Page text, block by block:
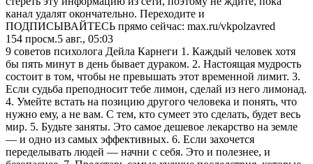
канал удалят окончательно. Переходите и
ПОДПИСЫВАЙТЕСЬ прямо сейчас: max.ru/vkpolzavred
154 просм.5 авг., 05:03
9 советов психолога Дейла Карнеги 1. Каждый человек хотя
бы пять минут в день бывает дураком. 2. Настоящая мудрость
состоит в том, чтобы не превышать этот временной лимит. 3.
Если судьба преподносит тебе лимон, сделай из него лимонад.
4. Умейте встать на позицию другого человека и понять, что
нужно ему, а не вам. С тем, кто сумеет это сделать, будет весь
мир. 5. Будьте заняты. Это самое дешевое лекарство на земле
— и одно из самых эффективных. 6. Если захочется
переделывать людей — начни с себя. Это и полезнее, и